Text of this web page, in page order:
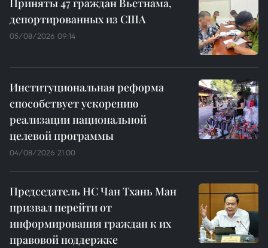
Приняты 47 граждан Вьетнама,
депортированных из США
05/08/2026 09:14
Институциональная реформа
способствует ускорению
реализации национальной
целевой программы
04/08/2026 21:00
Председатель НС Чан Тхань Ман
призвал перейти от
информирования граждан к их
правовой поддержке